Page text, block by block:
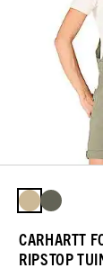
CARHARTT
RIPSTOP